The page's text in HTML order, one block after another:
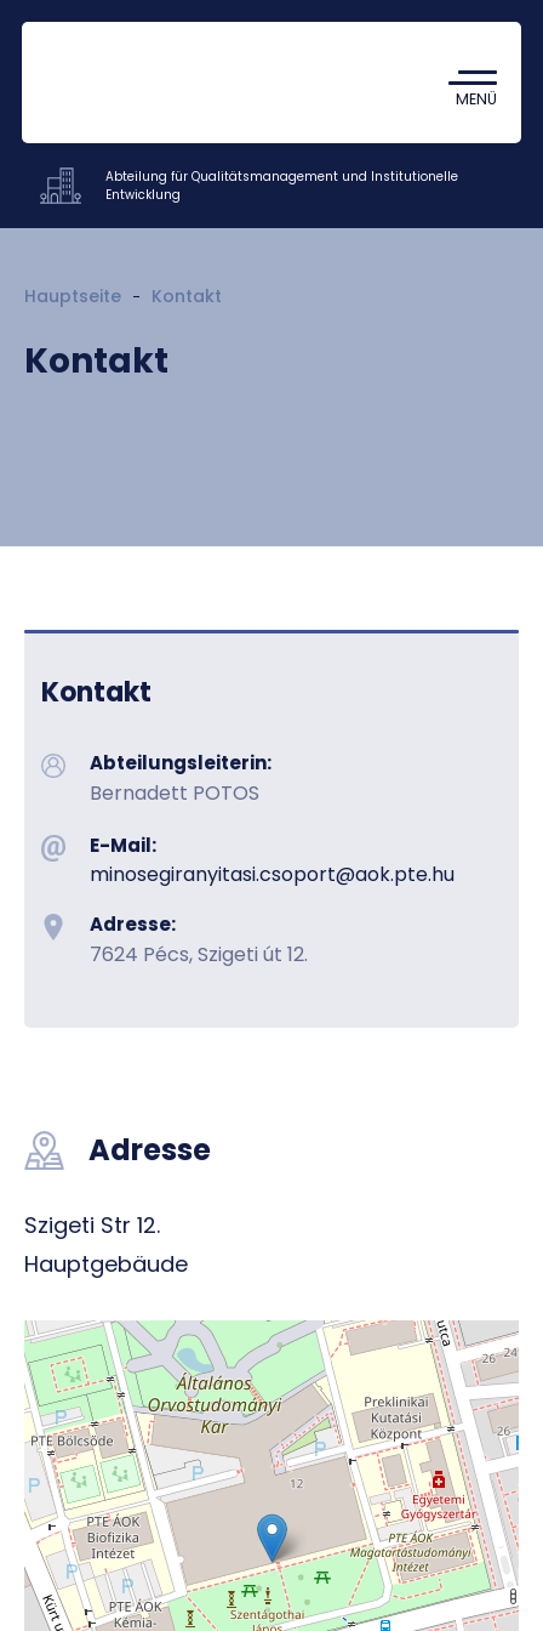
MENÜ
Coronavirus
Einrichtungen
Dokumente
Nyelv HU EN DE
Abteilung für Qualitätsmanagement und Institutionelle
Entwicklung
Hauptseite Kontakt
Kontakt
Adresse
Szigeti Str 12.
Hauptgebäude
Kontakt
Abteilungsleiterin:
Bernadett POTOS
E-Mail:
minosegiranyitasi.csoport​@aok.pte.hu
Adresse:
7624 Pécs, Szigeti út 12.